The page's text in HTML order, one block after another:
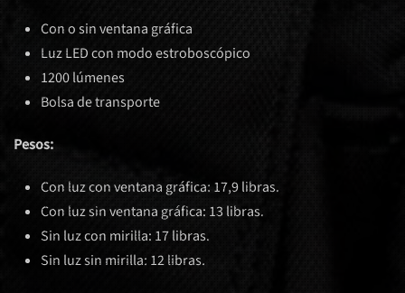
Con o sin ventana gráfica
Luz LED con modo estroboscópico
1200 lúmenes
Bolsa de transporte
Pesos:
Con luz con ventana gráfica: 17,9 libras.
Con luz sin ventana gráfica: 13 libras.
Sin luz con mirilla: 17 libras.
Sin luz sin mirilla: 12 libras.